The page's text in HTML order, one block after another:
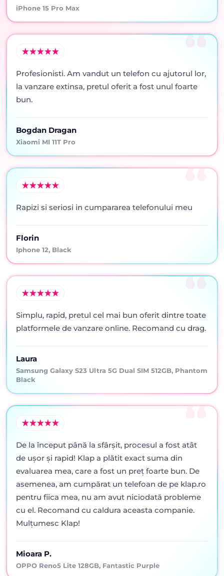
iPhone 15 Pro Max
Profesionisti. Am vandut un telefon cu ajutorul lor,
la vanzare extinsa, pretul oferit a fost unul foarte
bun.
Bogdan Dragan
Xiaomi MI 11T Pro
Rapizi si seriosi in cumpararea telefonului meu
Florin
Iphone 12, Black
Simplu, rapid, pretul cel mai bun oferit dintre toate
platformele de vanzare online. Recomand cu drag.
Laura
Samsung Galaxy S23 Ultra 5G Dual SIM 512GB, Phantom
Black
De la început până la sfârșit, procesul a fost atât
de ușor și rapid! Klap a plătit exact suma din
evaluarea mea, care a fost un preț foarte bun. De
asemenea, am cumpărat un telefoan de pe klap.ro
pentru fiica mea, nu am avut niciodată probleme
cu el. Recomand cu caldura aceasta companie.
Mulțumesc Klap!
Mioara P.
OPPO Reno5 Lite 128GB, Fantastic Purple